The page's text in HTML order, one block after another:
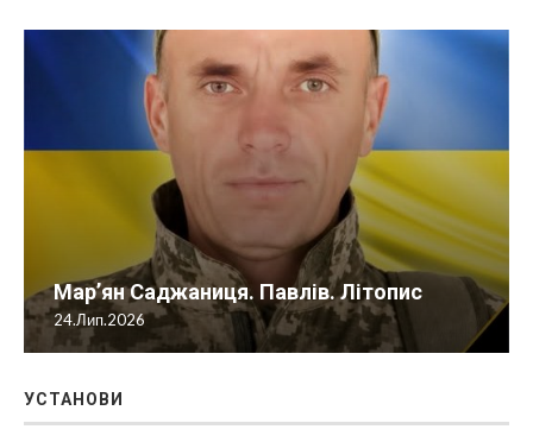
Мар’ян Саджаниця. Павлів. Літопис
24.Лип.2026
УСТАНОВИ